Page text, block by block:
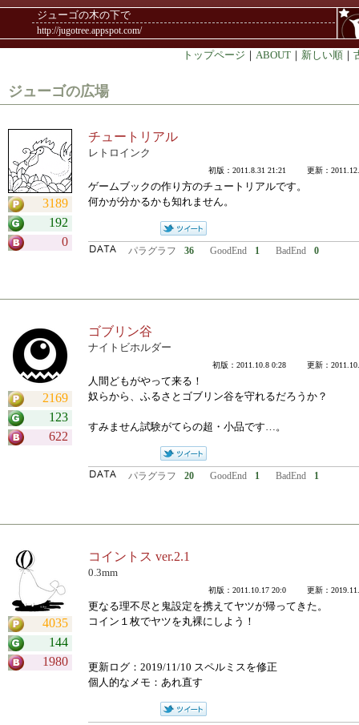
ジューゴの木の下で
http://jugotree.appspot.com/
トップページ ｜ ABOUT ｜ 新しい順 ｜
ジューゴの広場
3189
192
0
チュートリアル
レトロインク
初版：2011.8.31 21:21 更新：
ゲームブックの作り方のチュートリアルです。
何かが分かるかも知れません。
パラグラフ 36 GoodEnd 1 BadEnd 0
2169
123
622
ゴブリン谷
ナイトビホルダー
初版：2011.10.8 0:28 更新：
人間どもがやって来る！
奴らから、ふるさとゴブリン谷を守れるだろうか？
すみません試験がてらの超・小品です…。
パラグラフ 20 GoodEnd 1 BadEnd 1
4035
144
1980
コイントス ver.2.1
0.3mm
初版：2011.10.17 20:0 更新：
更なる理不尽と鬼設定を携えてヤツが帰ってきた。
コイン１枚でヤツを丸裸にしよう！
更新ログ：2019/11/10 スペルミスを修正
個人的なメモ：あれ直す